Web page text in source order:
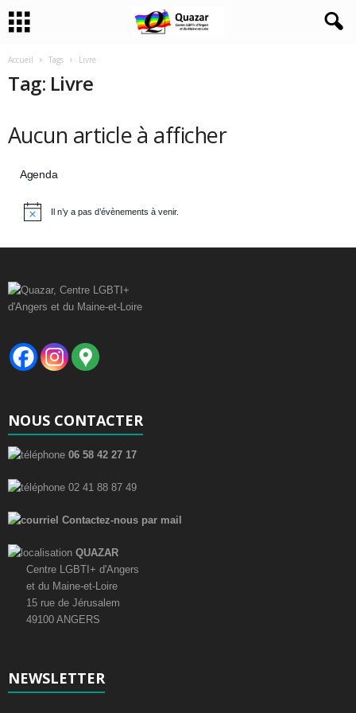
Accueil Tags Livre
Tag: Livre
Aucun article à afficher
Agenda
Il n’y a pas d’évènements à venir.
NOUS CONTACTER
06 58 42 27 17
02 41 88 87 49
Contactez-nous par mail
QUAZAR
Centre LGBTI+ d'Angers
et du Maine-et-Loire
15 rue de Jérusalem
49100 ANGERS
NEWSLETTER